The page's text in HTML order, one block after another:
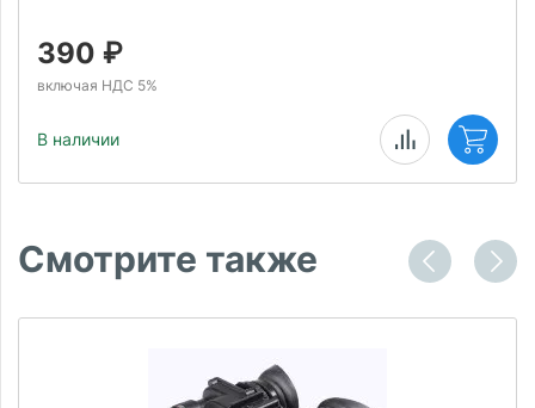
390 ₽
включая НДС 5%
В наличии
Смотрите также